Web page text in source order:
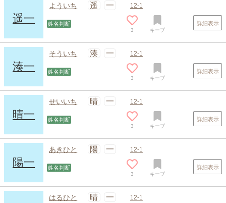
遥一
よういち 遥 一 12-1
姓名判断
3 キープ
詳細表示
湊一
そういち 湊 一 12-1
姓名判断
3 キープ
詳細表示
晴一
せいいち 晴 一 12-1
姓名判断
3 キープ
詳細表示
陽一
あきひと 陽 一 12-1
姓名判断
3 キープ
詳細表示
はるひと 晴 一 12-1